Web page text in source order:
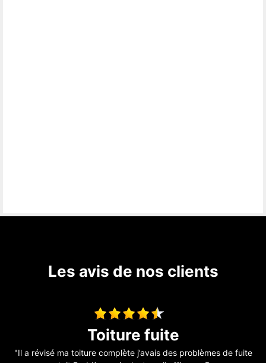
Les avis de nos clients
travaux de couverture
"Entreprise sérieuse et réactive, je recommande !!"